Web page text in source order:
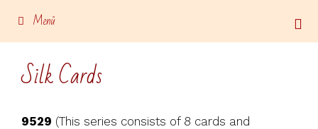
Inhalt
springen
Menü
Silk Cards
9529 (This series consists of 8 cards and